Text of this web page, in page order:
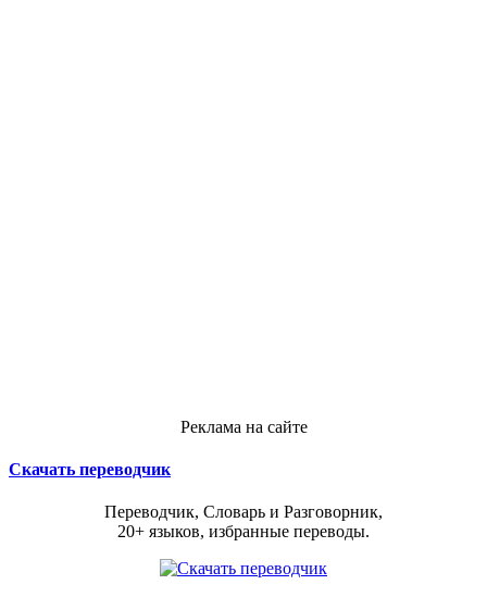
Реклама на сайте
Скачать переводчик
Переводчик, Словарь и Разговорник,
20+ языков, избранные переводы.